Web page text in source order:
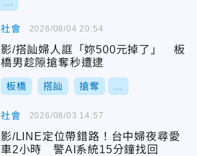
社會
影/搭訕婦人誆「妳500元掉了」 板
橋男趁隙搶奪秒遭逮
板橋 搭訕 搶奪
2026/08/04 20:54
社會
影/LINE定位帶錯路！台中婦夜尋愛
車2小時 警AI系統15分鐘找回
2026/08/03 14:57